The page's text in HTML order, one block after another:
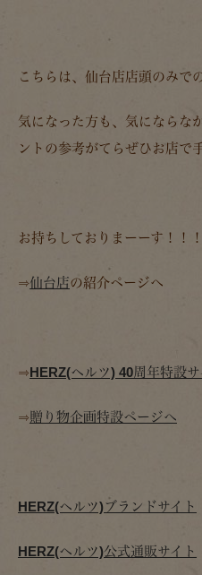
こちらは、仙台店店頭のみで
気になった方も、気にならな
ントの参考がてらぜひお店で
お持ちしておりまーーす！！！
⇒仙台店の紹介ページへ
⇒HERZ(ヘルツ) 40周年特設
⇒贈り物企画特設ページへ
HERZ(ヘルツ)ブランドサイト
HERZ(ヘルツ)公式通販サイト